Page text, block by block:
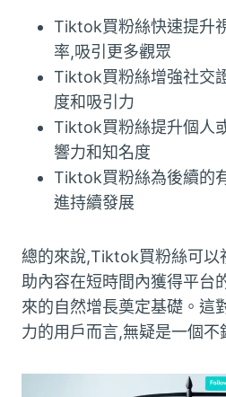
Tiktok買粉絲快速提升
率,吸引更多觀眾
Tiktok買粉絲增強社交
度和吸引力
Tiktok買粉絲提升個人
響力和知名度
Tiktok買粉絲為後續的
進持續發展
總的來說,Tiktok買粉絲可以
助內容在短時間內獲得平台
來的自然增長奠定基礎。這
力的用戶而言,無疑是一個不